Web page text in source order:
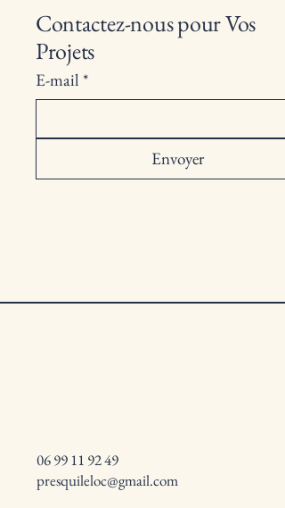
Contactez-nous pour Vos
Projets
E-mail *
Envoyer
06 99 11 92 49
presquileloc@gmail.com